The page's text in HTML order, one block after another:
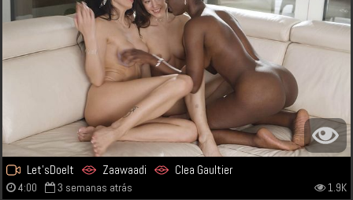
Let'sDoeIt Zaawaadi Clea Gaultier
4:00 3 semanas atrás 1.9K